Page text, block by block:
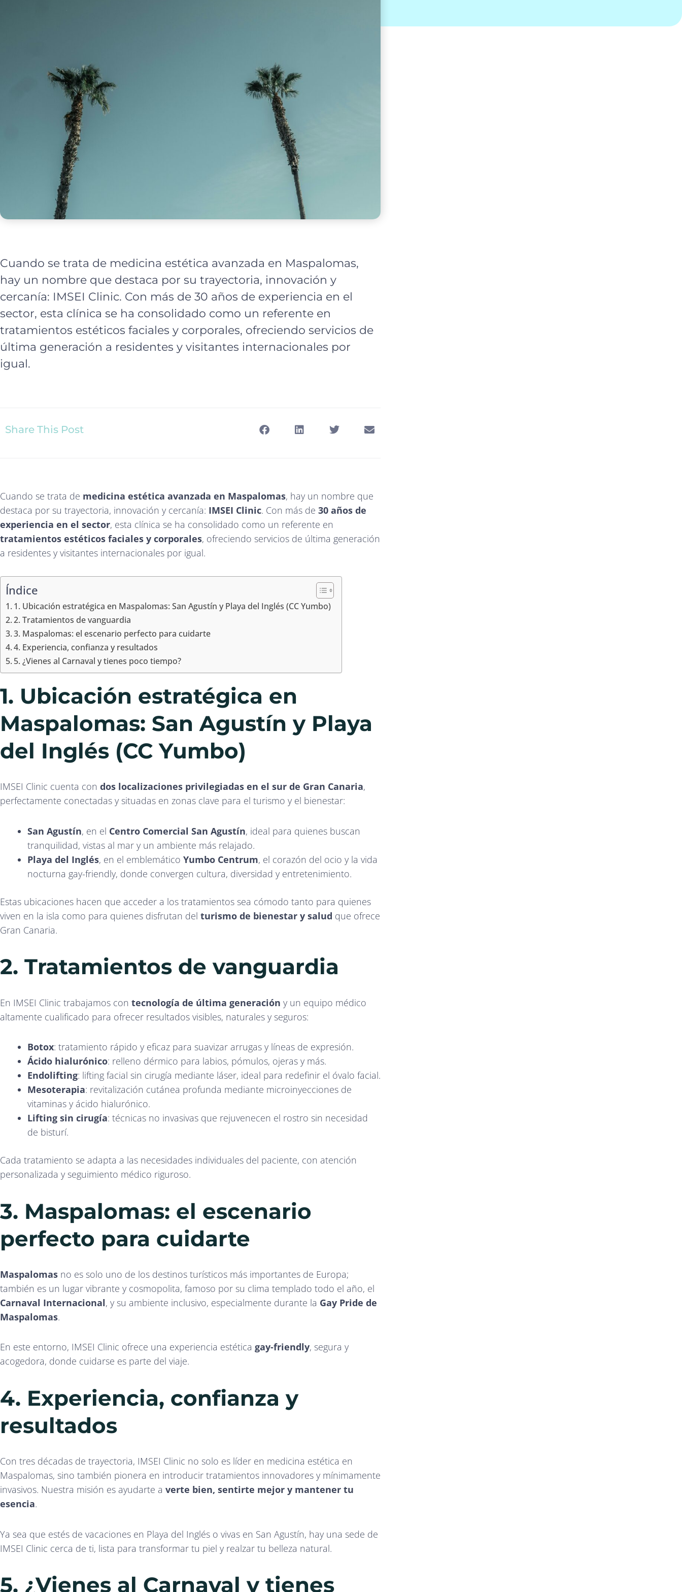
Cuando se trata de medicina estética avanzada en Maspalomas,
hay un nombre que destaca por su trayectoria, innovación y
cercanía: IMSEI Clinic. Con más de 30 años de experiencia en el
sector, esta clínica se ha consolidado como un referente en
tratamientos estéticos faciales y corporales, ofreciendo servicios de
última generación a residentes y visitantes internacionales por
igual.
Share This Post
Cuando se trata de medicina estética avanzada en Maspalomas, hay un nombre que
destaca por su trayectoria, innovación y cercanía: IMSEI Clinic. Con más de 30 años de
experiencia en el sector, esta clínica se ha consolidado como un referente en
tratamientos estéticos faciales y corporales, ofreciendo servicios de última generación
a residentes y visitantes internacionales por igual.
Índice
1. Ubicación estratégica en Maspalomas: San Agustín y Playa del Inglés (CC Yumbo)
2. Tratamientos de vanguardia
3. Maspalomas: el escenario perfecto para cuidarte
4. Experiencia, confianza y resultados
5. ¿Vienes al Carnaval y tienes poco tiempo?
1. Ubicación estratégica en
Maspalomas: San Agustín y Playa
del Inglés (CC Yumbo)
IMSEI Clinic cuenta con dos localizaciones privilegiadas en el sur de Gran Canaria,
perfectamente conectadas y situadas en zonas clave para el turismo y el bienestar:
San Agustín, en el Centro Comercial San Agustín, ideal para quienes buscan
tranquilidad, vistas al mar y un ambiente más relajado.
Playa del Inglés, en el emblemático Yumbo Centrum, el corazón del ocio y la vida
nocturna gay-friendly, donde convergen cultura, diversidad y entretenimiento.
Estas ubicaciones hacen que acceder a los tratamientos sea cómodo tanto para quienes
viven en la isla como para quienes disfrutan del turismo de bienestar y salud que ofrece
Gran Canaria.
2. Tratamientos de vanguardia
En IMSEI Clinic trabajamos con tecnología de última generación y un equipo médico
altamente cualificado para ofrecer resultados visibles, naturales y seguros:
Botox: tratamiento rápido y eficaz para suavizar arrugas y líneas de expresión.
Ácido hialurónico: relleno dérmico para labios, pómulos, ojeras y más.
Endolifting: lifting facial sin cirugía mediante láser, ideal para redefinir el óvalo facial.
Mesoterapia: revitalización cutánea profunda mediante microinyecciones de
vitaminas y ácido hialurónico.
Lifting sin cirugía: técnicas no invasivas que rejuvenecen el rostro sin necesidad
de bisturí.
Cada tratamiento se adapta a las necesidades individuales del paciente, con atención
personalizada y seguimiento médico riguroso.
3. Maspalomas: el escenario
perfecto para cuidarte
Maspalomas no es solo uno de los destinos turísticos más importantes de Europa;
también es un lugar vibrante y cosmopolita, famoso por su clima templado todo el año, el
Carnaval Internacional, y su ambiente inclusivo, especialmente durante la Gay Pride de
Maspalomas.
En este entorno, IMSEI Clinic ofrece una experiencia estética gay-friendly, segura y
acogedora, donde cuidarse es parte del viaje.
4. Experiencia, confianza y
resultados
Con tres décadas de trayectoria, IMSEI Clinic no solo es líder en medicina estética en
Maspalomas, sino también pionera en introducir tratamientos innovadores y mínimamente
invasivos. Nuestra misión es ayudarte a verte bien, sentirte mejor y mantener tu
esencia.
Ya sea que estés de vacaciones en Playa del Inglés o vivas en San Agustín, hay una sede de
IMSEI Clinic cerca de ti, lista para transformar tu piel y realzar tu belleza natural.
5. ¿Vienes al Carnaval y tienes